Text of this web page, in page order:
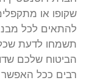
שקופו או
להתאים לכל
תשמחו לדעת
הביטוח שלכם
רבים ככל